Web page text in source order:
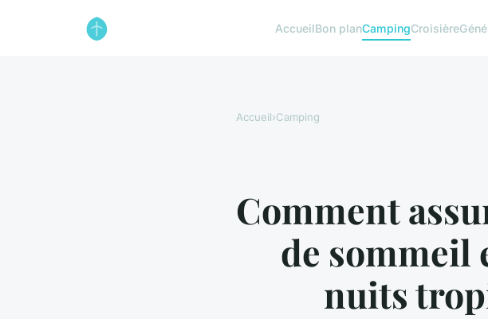
AccueilBon planCampingCroisière
Accueil›Camping
Comment
de sommeil
nuits